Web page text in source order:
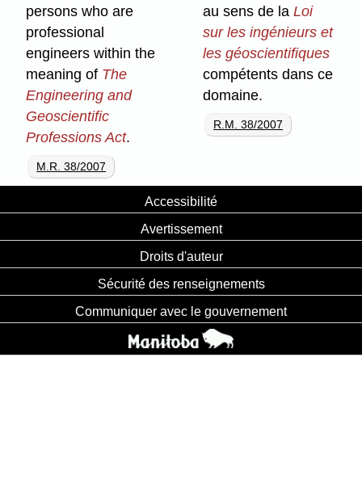
persons who are
professional
engineers within the
meaning of The
Engineering and
Geoscientific
Professions Act.
M.R. 38/2007
au sens de laLoi
sur les ingénieurs et
les géoscientifiques
compétents dans ce
domaine.
R.M. 38/2007
Accessibilité
Avertissement
Droits d'auteur
Sécurité des renseignements
Communiquer avec le gouvernement